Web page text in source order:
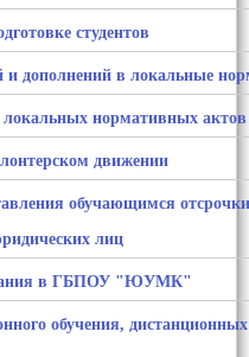
студентов
и дополнений в
нормативных актов
движении
обучающимся
лиц
в ГБПОУ "ЮУМК"
обучения,